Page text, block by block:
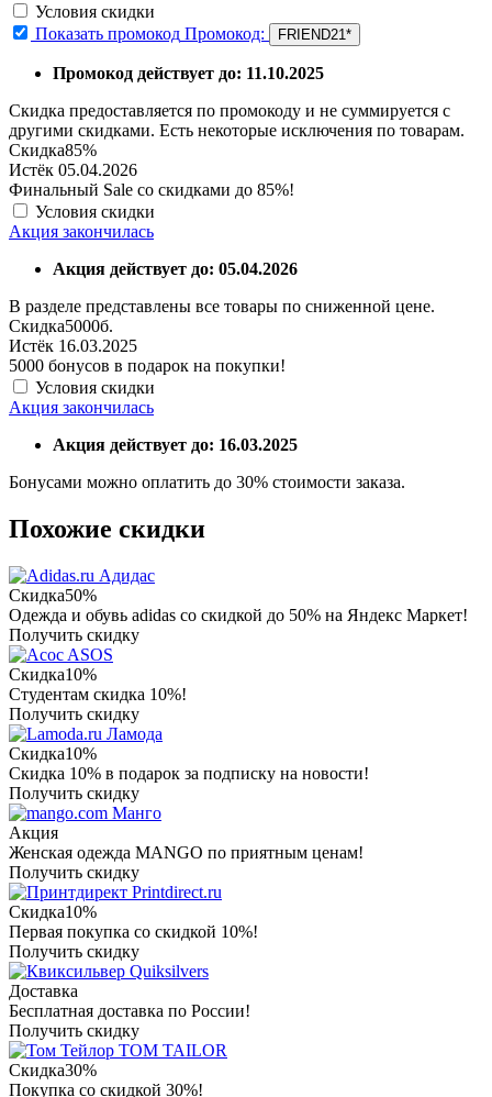
Условия скидки
Показать промокод Промокод: FRIEND21*
Промокод действует до: 11.10.2025
Скидка предоставляется по промокоду и не суммируется с
другими скидками. Есть некоторые исключения по товарам.
Скидка85%
Истёк 05.04.2026
Финальный Sale со скидками до 85%!
Условия скидки
Акция закончилась
Акция действует до: 05.04.2026
В разделе представлены все товары по сниженной цене.
Скидка5000б.
Истёк 16.03.2025
5000 бонусов в подарок на покупки!
Условия скидки
Акция закончилась
Акция действует до: 16.03.2025
Бонусами можно оплатить до 30% стоимости заказа.
Похожие скидки
Адидас
Скидка50%
Одежда и обувь adidas со скидкой до 50% на Яндекс Маркет!
Получить скидку
ASOS
Скидка10%
Студентам скидка 10%!
Получить скидку
Ламода
Скидка10%
Скидка 10% в подарок за подписку на новости!
Получить скидку
Манго
Акция
Женская одежда MANGO по приятным ценам!
Получить скидку
Printdirect.ru
Скидка10%
Первая покупка со скидкой 10%!
Получить скидку
Quiksilvers
Доставка
Бесплатная доставка по России!
Получить скидку
TOM TAILOR
Скидка30%
Покупка со скидкой 30%!